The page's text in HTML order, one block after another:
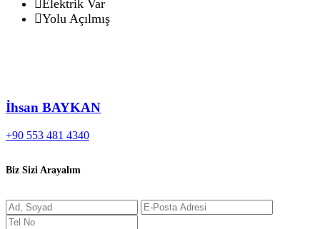
Elektrik Var
Yolu Açılmış
İhsan BAYKAN
+90 553 481 4340
Biz Sizi Arayalım